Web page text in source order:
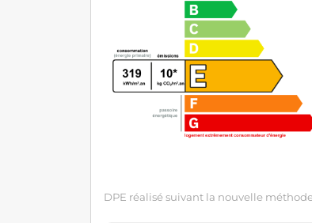
DPE réalisé suivant la nouvelle